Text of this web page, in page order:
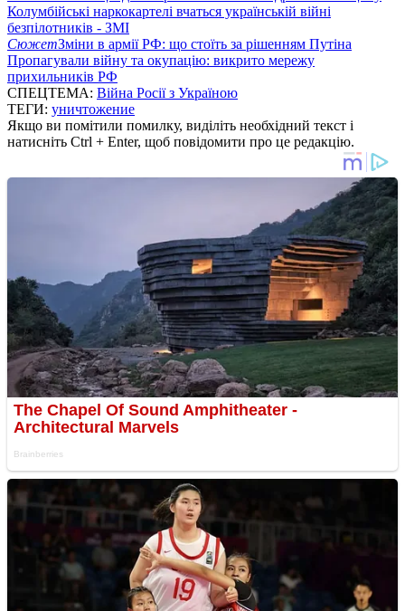
Колумбійські наркокартелі вчаться українській війні
безпілотників - ЗМІ
СюжетЗміни в армії РФ: що стоїть за рішенням Путіна
Пропагували війну та окупацію: викрито мережу
прихильників РФ
СПЕЦТЕМА: Війна Росії з Україною
ТЕГИ: уничтожение
Якщо ви помітили помилку, виділіть необхідний текст і
натисніть Ctrl + Enter, щоб повідомити про це редакцію.